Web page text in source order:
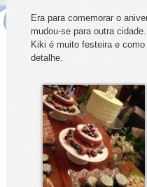
Era para comemorar o
mudou-se para outra cidade.
Kiki é muito festeira e
detalhe.